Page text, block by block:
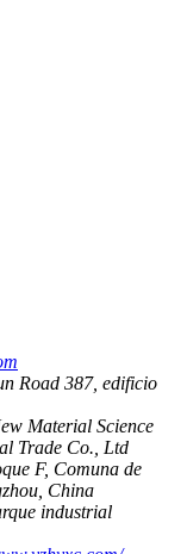
Road 387, edificio
Material Science
Trade Co., Ltd
F, Comuna de
China
industrial